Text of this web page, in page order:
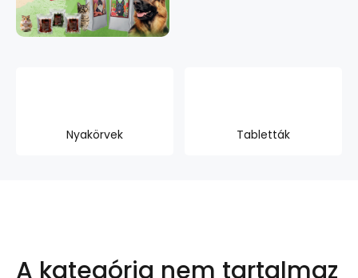
Nyakörvek Tabletták
A kategória nem tartalmaz